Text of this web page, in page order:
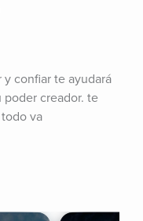
y confiar te ayudará
creador. te
va